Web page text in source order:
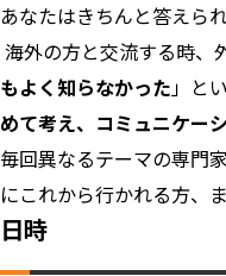
あなたはきちんと答えら
海外の方と交流する時、
もよく知らなかった」と
めて考え、コミュニケー
毎回異なるテーマの専門
にこれから行かれる方、
日時